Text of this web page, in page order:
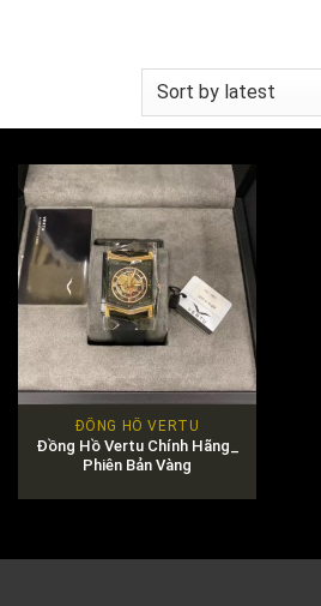
ĐỒNG HỒ VERTU
Đồng Hồ Vertu Chính Hãng_
Phiên Bản Vàng